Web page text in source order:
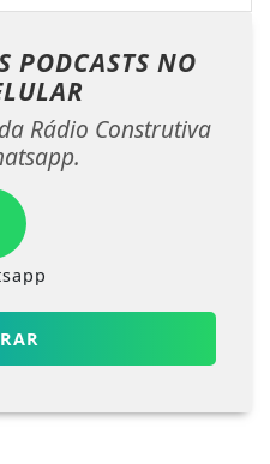
PODCASTS NO
Rádio Construtiva